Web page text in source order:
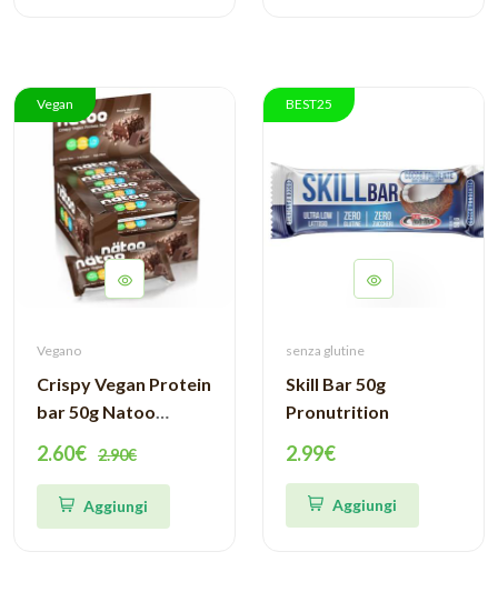
Vegan
Vegano
Crispy Vegan Protein
bar 50g Natoo
2.60€ 2.90€
Aggiungi
BEST25
senza glutine
Skill Bar 50g
Pronutrition
2.99€
Aggiungi